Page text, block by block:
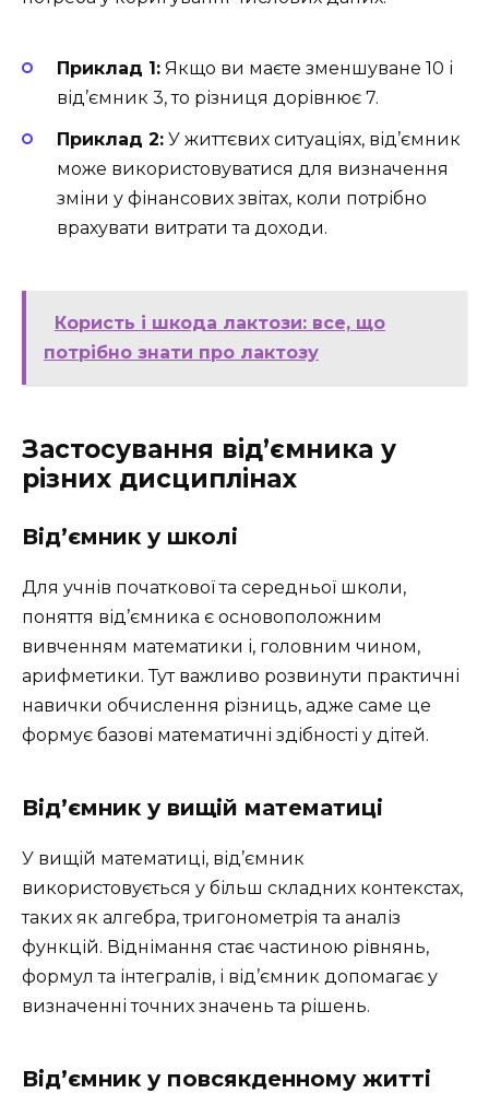
Приклад 1: Якщо ви маєте зменшуване 10 і
від’ємник 3, то різниця дорівнює 7.
Приклад 2: У життєвих ситуаціях, від’ємник
може використовуватися для визначення
зміни у фінансових звітах, коли потрібно
врахувати витрати та доходи.
Користь і шкода лактози: все, що
потрібно знати про лактозу
Застосування від’ємника у
різних дисциплінах
Від’ємник у школі
Для учнів початкової та середньої школи,
поняття від’ємника є основоположним
вивченням математики і, головним чином,
арифметики. Тут важливо розвинути практичні
навички обчислення різниць, адже саме це
формує базові математичні здібності у дітей.
Від’ємник у вищій математиці
У вищій математиці, від’ємник
використовується у більш складних контекстах,
таких як алгебра, тригонометрія та аналіз
функцій. Віднімання стає частиною рівнянь,
формул та інтегралів, і від’ємник допомагає у
визначенні точних значень та рішень.
Від’ємник у повсякденному житті